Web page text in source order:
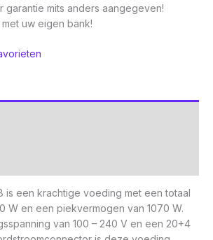
garantie mits anders aangegeven!
uw eigen bank!
is een krachtige voeding met een totaal
W en een piekvermogen van 1070 W.
van 100 – 240 V en een 20+4